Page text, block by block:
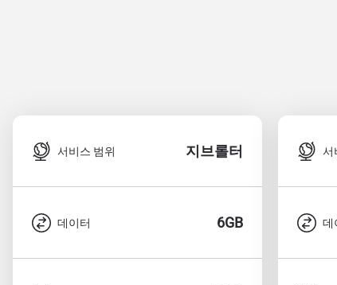
서비스 범위 지브롤터
데이터 6GB
서
데